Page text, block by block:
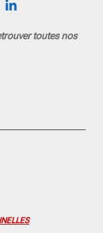
L
n
toutes nos